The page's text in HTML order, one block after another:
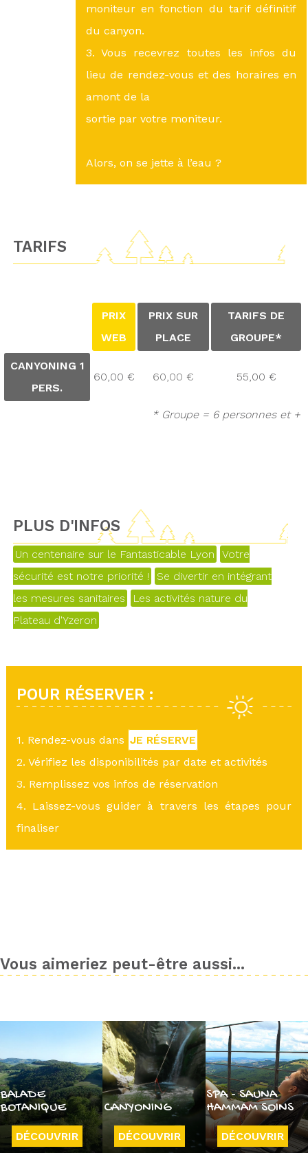
moniteur en fonction du tarif définitif
du canyon.
3. Vous recevrez toutes les infos du
lieu de rendez-vous et des horaires en
amont de la
sortie par votre moniteur.
Alors, on se jette à l’eau ?
TARIFS
PRIX
WEB
PRIX SUR
PLACE
TARIFS DE
GROUPE*
CANYONING 1
PERS.
60,00 € 60,00 € 55,00 €
* Groupe = 6 personnes et +
PLUS D'INFOS
Un centenaire sur le Fantasticable Lyon
Votre
sécurité est notre priorité !
Se divertir en intégrant
les mesures sanitaires
Les activités nature du
Plateau d'Yzeron
POUR RÉSERVER :
1. Rendez-vous dans JE RÉSERVE
2. Vérifiez les disponibilités par date et activités
3. Remplissez vos infos de réservation
4. Laissez-vous guider à travers les étapes pour
finaliser
Vous aimeriez peut-être aussi...
BALADE
BOTANIQUE
DÉCOUVRIR
CANYONING
DÉCOUVRIR
SPA - SAUNA
HAMMAM SOINS
DÉCOUVRIR